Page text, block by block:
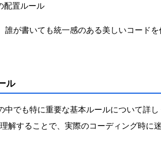
配置ルール
誰が書いても統一感のある美しいコード
ル
中でも特に重要な基本ルールについて詳
解することで、実際のコーディング時に